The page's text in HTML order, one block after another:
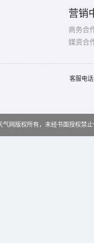
营销
商务合
媒资合
客服电
气网版权所有，未经书面授权